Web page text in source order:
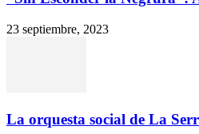
23 septiembre, 2023
La orquesta social de La